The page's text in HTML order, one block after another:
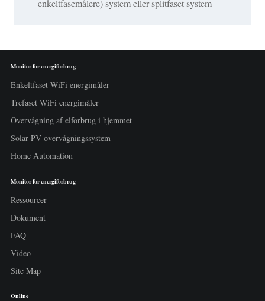
enkeltfasemålere) system eller splitfaset system
Monitor for energiforbrug
Enkeltfaset WiFi energimåler
Trefaset WiFi energimåler
Overvågning af elforbrug i hjemmet
Solar PV overvågningssystem
Home Automation
Monitor for energiforbrug
Ressourcer
Dokument
FAQ
Video
Site Map
Online